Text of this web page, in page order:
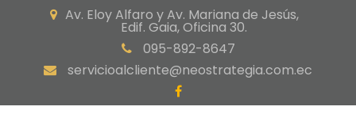
Av. Eloy Alfaro y Av. Mariana de Jesús,
Edif. Gaia, Oficina 30.
095-892-8647
servicioalcliente@neostrategia.com.ec